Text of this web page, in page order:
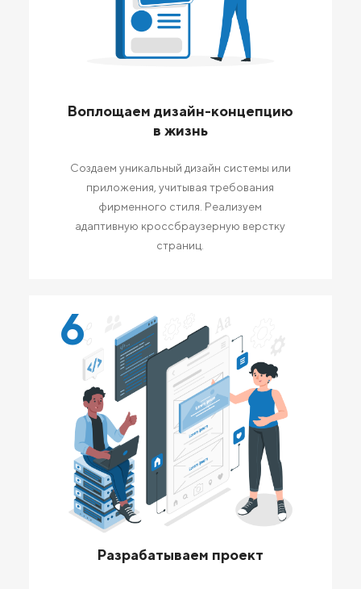
Воплощаем дизайн-концепцию
в жизнь
Создаем уникальный дизайн системы или
приложения, учитывая требования
фирменного стиля. Реализуем
адаптивную кроссбраузерную верстку
страниц.
6
Разрабатываем проект